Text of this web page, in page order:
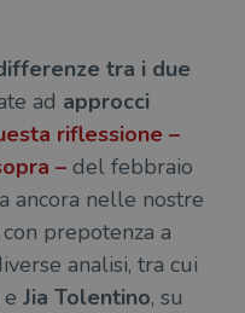
tra i due
ad approcci
riflessione –
– del febbraio
ancora nelle nostre
prepotenza a
analisi, tra cui
e Jia Tolentino, su